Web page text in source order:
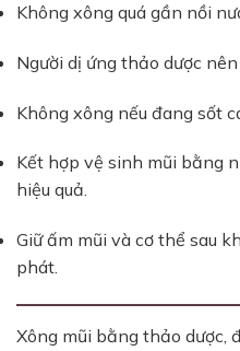
Không xông quá gần nồi
Người dị ứng thảo dược
Không xông nếu đang sốt
Kết hợp vệ sinh mũi bằng
hiệu quả.
Giữ ấm mũi và cơ thể sau
phát.
Xông mũi bằng thảo dược,